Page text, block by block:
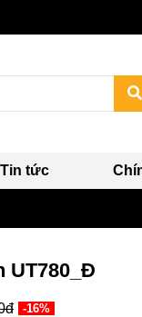
Tin tức
UT780_Đ
-16%